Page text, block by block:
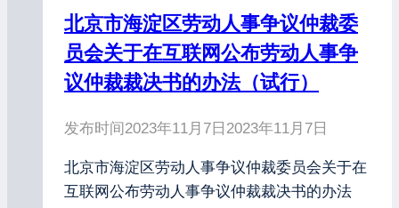
北京市海淀区劳动人事争议仲裁委
员会关于在互联网公布劳动人事争
议仲裁裁决书的办法（试行）
发布时间2023年11月7日 2023年11月7日
北京市海淀区劳动人事争议仲裁委员会关于在
互联网公布劳动人事争议仲裁裁决书的办法